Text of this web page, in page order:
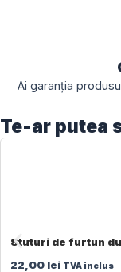
Ai garanția
Te-ar putea
Stuturi de furtun
22,00 lei TVA inclus